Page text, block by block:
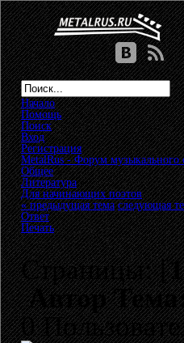
Начало
Помощь
Поиск
Вход
Регистрация
MetalRus - Форум музыкального
Общее»
Литература»
Для начинающих поэтов
« предыдущая тема следующая
Ответ
Печать
Страницы: [1
Автор
0